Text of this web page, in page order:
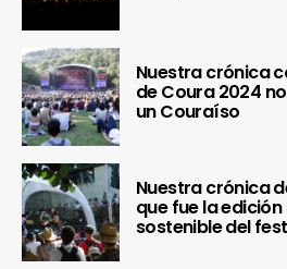
Nuestra crónica
de Coura 2024
un Couraíso
Nuestra crónica
que fue la
sostenible del